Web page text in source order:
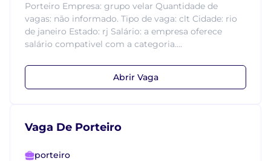
Porteiro Empresa: grupo velar Quantidade de
vagas: não informado. Tipo de vaga: clt Cidade: rio
de janeiro Estado: rj Salário: a empresa oferece
salário compativel com a categoria....
Abrir Vaga
Vaga De Porteiro
porteiro